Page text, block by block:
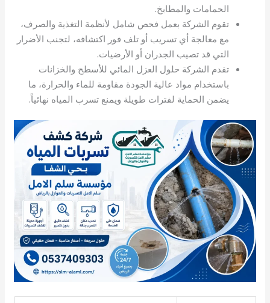
الحمامات والمطابخ.
تقوم الشركة بعمل فحص شامل لأنظمة التغذية والصرف،
مع معالجة أي تسريب أو تلف فور اكتشافه، لتجنب الأضرار
التي قد تصيب الجدران أو الأرضيات.
تقدم الشركة حلول العزل المائي للأسطح والخزانات
باستخدام مواد عالية الجودة مقاومة للماء والحرارة، ما
يضمن الحماية لفترات طويلة ويمنع تسرب المياه نهائياً.